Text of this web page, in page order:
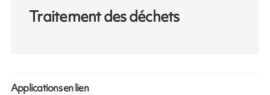
Traitement des déchets
Applications en lien